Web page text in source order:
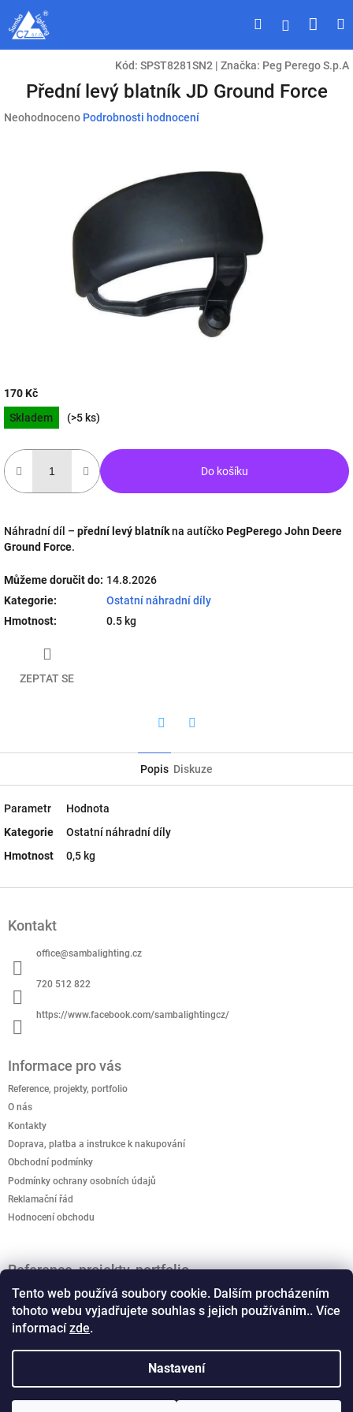
Tento web používá soubory cookie. Dalším procházením
tohoto webu vyjadřujete souhlas s jejich používáním.. Více
informacízde.
Nastavení
obsah
HledatPřihlášení
Kód: SPST8281SN2 | Značka: Peg Perego S.p.A
Přední levý blatník JD Ground Force
Průměrné
Neohodnoceno Podrobnosti hodnocení
170 Kč
Měrná
cena:
Skladem (>5 ks)
Do košíku
Náhradní díl – přední levý blatníkna autíčkoPegPerego John Deere
Ground Force.
Můžeme doručit do: 14.8.2026
Kategorie:
Ostatní náhradní díly
Hmotnost: 0.5 kg
ZEPTAT SE
Popis Diskuze
Parametr
Hodnota
Kategorie
Ostatní náhradní díly
Hmotnost
0,5 kg
Kontakt
office@sambalighting.cz
720 512 822
https://www.facebook.com/sambalightingcz/
Informace pro vás
Reference, projekty, portfolio
O nás
Kontakty
Doprava, platba a instrukce k nakupování
Obchodní podmínky
Podmínky ochrany osobních údajů
Reklamační řád
Hodnocení obchodu
Reference, projekty, portfolio
Jak podpořit kreativitu? Kreativo domeček je připravený
rozvíjet dětskou představivost.
Vánoční světelné dekorace, motivy
Co musíte vědet o osvětlení - schemata a typy LED